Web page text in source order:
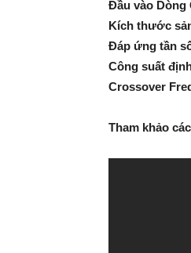
Đầu vào Dòng
Kích thước
Đáp ứng tần
Công suất
Crossover
Tham khảo